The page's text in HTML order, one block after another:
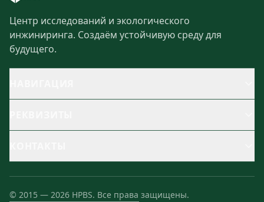
Центр исследований и экологического
инжиниринга. Создаём устойчивую среду для
будущего.
© 2015 — 2026 HPBS. Все права защищены.